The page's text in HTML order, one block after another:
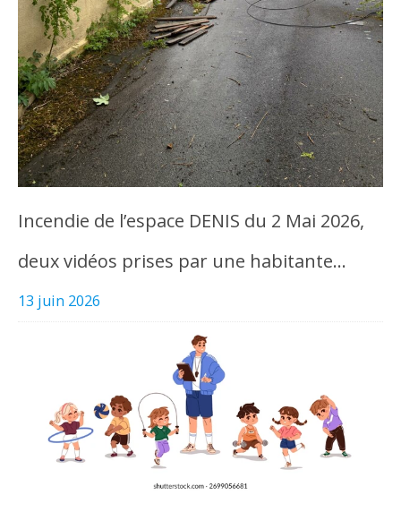
Incendie de l’espace DENIS du 2 Mai 2026,
deux vidéos prises par une habitante…
13 juin 2026